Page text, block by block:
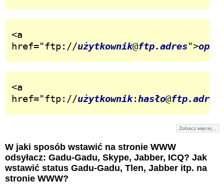
<a
href="ftp://użytkownik@ftp.adres">opis
<a
href="ftp://użytkownik:hasło@ftp.adres
Zobacz więcej...
W jaki sposób wstawić na stronie WWW
odsyłacz: Gadu-Gadu, Skype, Jabber, ICQ? Jak
wstawić status Gadu-Gadu, Tlen, Jabber itp. na
stronie WWW?